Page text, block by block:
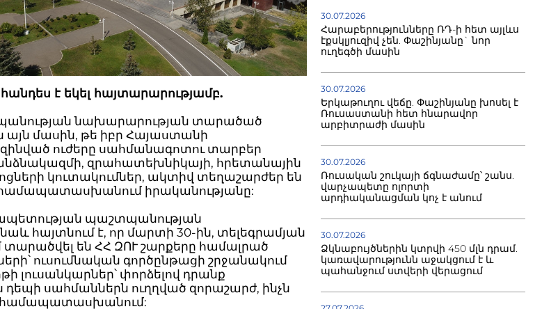
է եկել հայտարարությամբ.
նախարարության տարածած
այն մասին, թե իբր Հայաստանի
ուժերը սահմանագոտու տարբեր
անձնակազմի, զրահատեխնիկայի, հրետանային
կուտակումներ, ակտիվ տեղաշարժեր են
համապատասխանում իրականությանը:
պաշտպանության
հայտնում է, որ մարտի 30-ին, տելեգրամյան
տարածվել են ՀՀ ԶՈՒ շարքերը համալրած
ուսումնական գործընթացի շրջանակում
փորձելով դրանք
դեպի սահմաններն ուղղված զորաշարժ, ինչն
համապատասխանում:
30.07.2026
Հարաբերությունները ՌԴ-ի հետ այլևս
էքսկլյուզիվ չեն. Փաշինյանը` նոր
ուղեգծի մասին
30.07.2026
Երկաթուղու վեճը. Փաշինյանը խոսել է
Ռուսաստանի հետ հնարավոր
արբիտրաժի մասին
30.07.2026
Ռուսական շուկայի ճգնաժամը՝ շանս.
վարչապետը ոլորտի
արդիականացման կոչ է անում
30.07.2026
Ձկնաբույծներին կտրվի 450 մլն դրամ.
կառավարությունն աջակցում է և
պահանջում ստվերի վերացում